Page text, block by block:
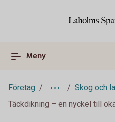
Meny
Företag
Skog och
Täckdikning – en nyckel till